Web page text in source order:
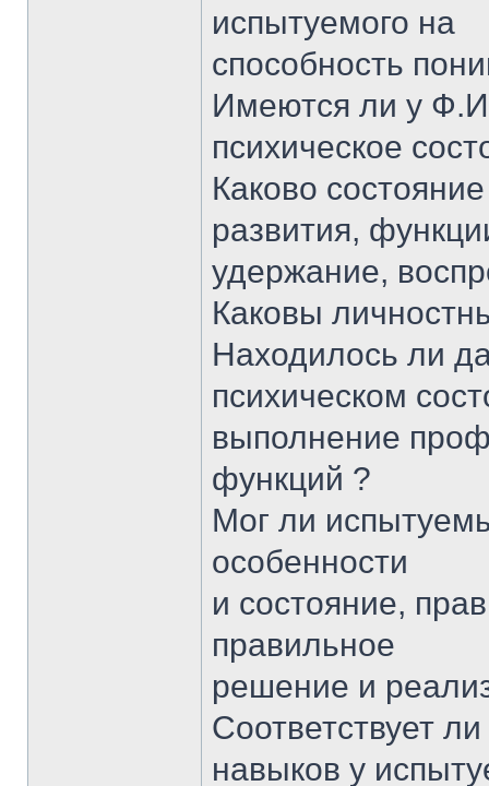
испытуемого на
способность
Имеются ли у
психическое
Каково
развития,
удержание,
Каковы
Находилось ли
психическом
выполнение
функций ?
Мог ли
особенности
и состояние,
правильное
решение и
Соответствует
навыков у